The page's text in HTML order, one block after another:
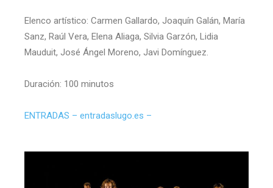
Elenco artístico: Carmen Gallardo, Joaquín Galán, María
Sanz, Raúl Vera, Elena Aliaga, Silvia Garzón, Lidia
Mauduit, José Ángel Moreno, Javi Domínguez.
Duración: 100 minutos
ENTRADAS – entradaslugo.es –